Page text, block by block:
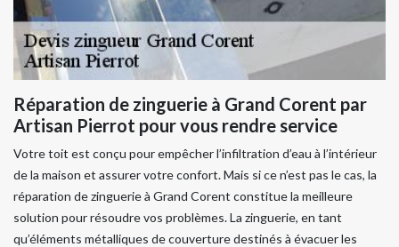
Réparation de zinguerie à Grand Corent par
Artisan Pierrot pour vous rendre service
Votre toit est conçu pour empêcher l’infiltration d’eau à l’intérieur
de la maison et assurer votre confort. Mais si ce n’est pas le cas, la
réparation de zinguerie à Grand Corent constitue la meilleure
solution pour résoudre vos problèmes. La zinguerie, en tant
qu’éléments métalliques de couverture destinés à évacuer les